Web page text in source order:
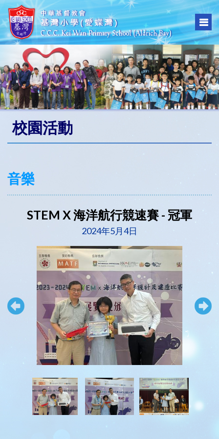
校園活動
音樂
STEM X 海洋航行競速賽 - 冠軍
2024年5月4日